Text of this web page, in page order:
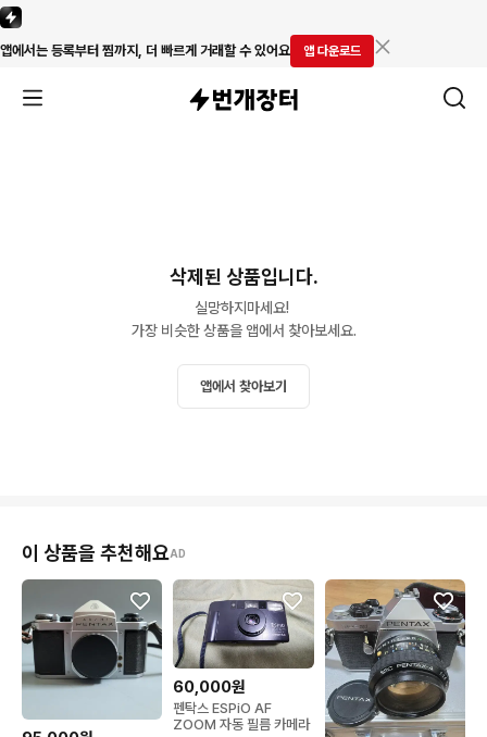
앱에서는 등록부터 찜까지, 더 빠르게 거래할 수 있어요 앱 다운로드
삭제된 상품입니다.
실망하지마세요!
가장 비슷한 상품을 앱에서 찾아보세요.
앱에서 찾아보기
이 상품을 추천해요AD
60,000원
펜탁스 ESPiO AF
ZOOM 자동 필름 카메라